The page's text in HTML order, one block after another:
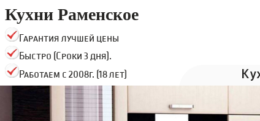
Кухни Раменское
Гарантия лучшей цены
Быстро (Сроки 3 дня).
Работаем с 2008г. (18 лет)